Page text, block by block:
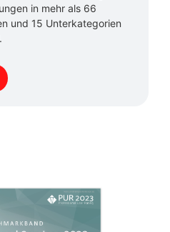
in mehr als 66
und 15 Unterkategorien